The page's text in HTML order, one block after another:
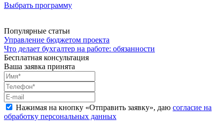
Выбрать программу
Популярные статьи
Управление бюджетом проекта
Что делает бухгалтер на работе: обязанности
Бесплатная консультация
Ваша заявка принята
Нажимая на кнопку «Отправить заявку», даю согласие на
обработку персональных данных